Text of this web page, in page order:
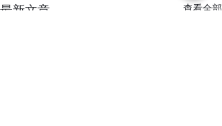
最新文章 查看全部